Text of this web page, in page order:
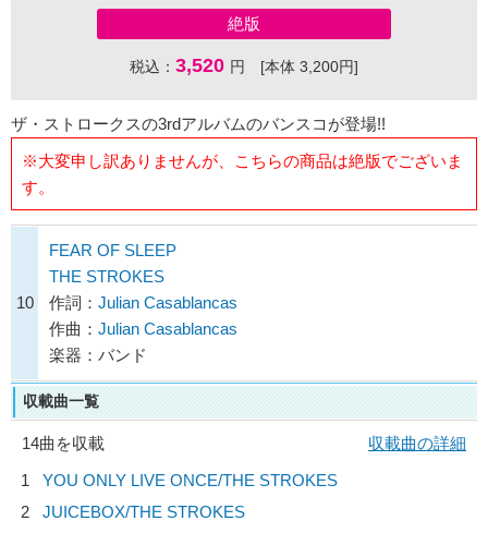
絶版
税込： 3,520 円 [本体 3,200円]
ザ・ストロークスの3rdアルバムのバンスコが登場!!
※大変申し訳ありませんが、こちらの商品は絶版でございま
す。
10
FEAR OF SLEEP
THE STROKES
作詞： Julian Casablancas
作曲： Julian Casablancas
楽器：バンド
収載曲一覧
14曲を収載
収載曲の詳細
1
YOU ONLY LIVE ONCE/THE STROKES
2
JUICEBOX/THE STROKES